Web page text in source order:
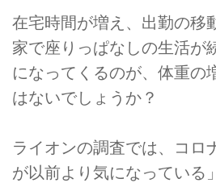
在宅時間が増え、出勤の移
家で座りっぱなしの⽣活が
になってくるのが、体重の
はないでしょうか？
ライオンの調査では、コロ
が以前より気になっている